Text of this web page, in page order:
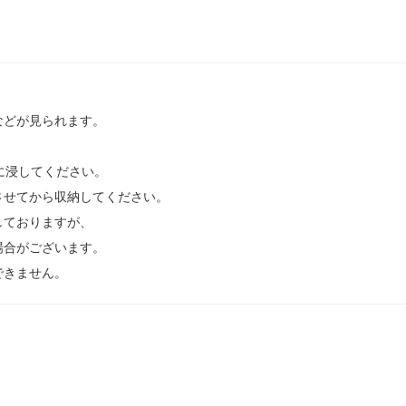
が見られます。
してください。
てから収納してください。
おりますが、
がございます。
ません。